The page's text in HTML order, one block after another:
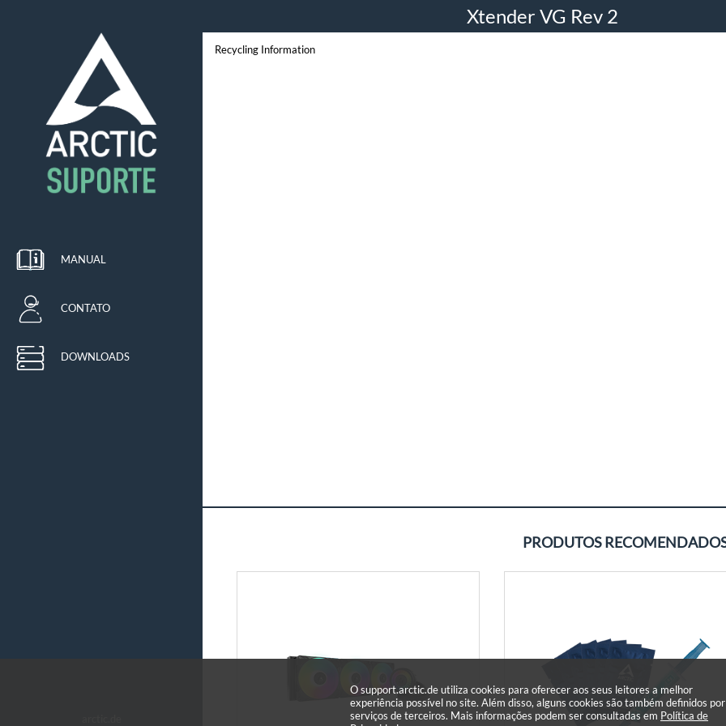
Xtender VG Rev 2
MANUAL
CONTATO
DOWNLOADS
Recycling Information
PRODUTOS
O support.arctic.de utiliza cookies para oferecer aos seus leitores a melhor
experiência possível no site. Além disso, alguns cookies são também definidos por
serviços de terceiros. Mais informações podem ser consultadas em Política de